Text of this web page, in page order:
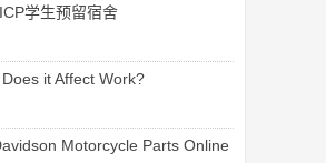
学生预留宿舍
it Affect Work?
Motorcycle Parts Online